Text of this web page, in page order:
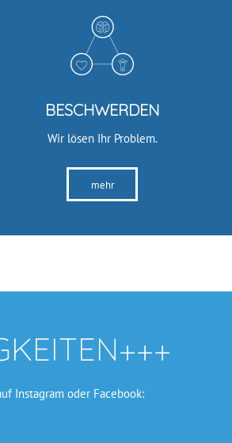
BESCHWERDEN
Wir lösen Ihr Problem.
mehr
Instagram oder Facebook: